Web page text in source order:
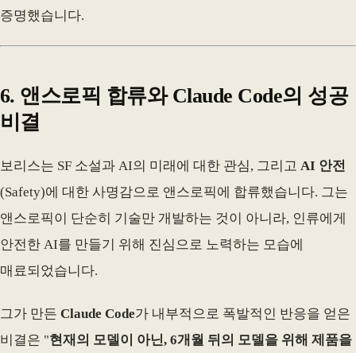
증명했습니다.
6. 앤스로픽 합류와 Claude Code의 성공
비결
보리스는 SF 소설과 AI의 미래에 대한 관심, 그리고 AI 안전
(Safety)에 대한 사명감으로 앤스로픽에 합류했습니다. 그는
앤스로픽이 단순히 기술만 개발하는 것이 아니라, 인류에게
안전한 AI를 만들기 위해 진심으로 노력하는 모습에
매료되었습니다.
그가 만든 Claude Code가 내부적으로 폭발적인 반응을 얻은
비결은 "현재의 모델이 아닌, 6개월 뒤의 모델을 위해 제품을